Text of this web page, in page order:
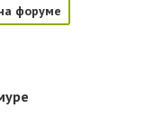
форуме